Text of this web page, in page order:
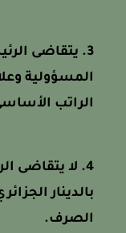
يتقاضى
المسؤولية
الراتب الأساسي.
لا يتقاضى
بالدينار
الصرف.